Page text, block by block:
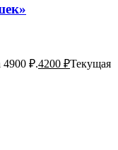
4900 ₽.4200 ₽Текущая